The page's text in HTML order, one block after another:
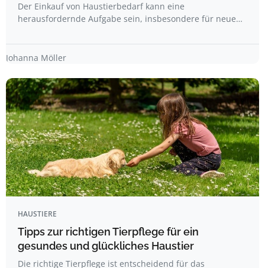
Der Einkauf von Haustierbedarf kann eine
herausfordernde Aufgabe sein, insbesondere für neue…
Johanna Möller
HAUSTIERE
Tipps zur richtigen Tierpflege für ein
gesundes und glückliches Haustier
Die richtige Tierpflege ist entscheidend für das